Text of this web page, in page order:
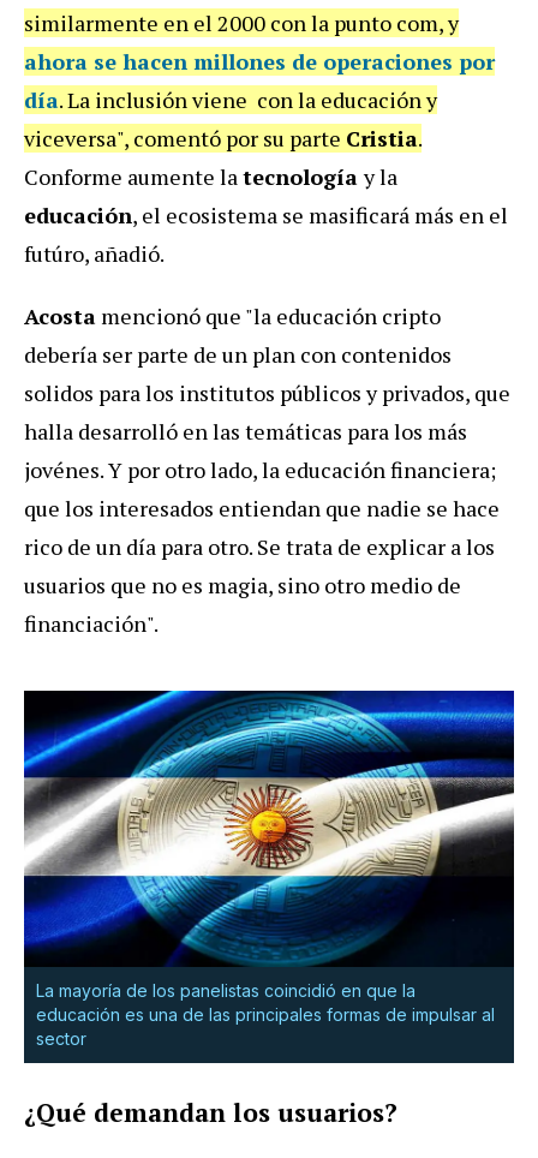
similarmente en el 2000 con la punto com, y
ahora se hacen millones de operaciones por
día. La inclusión viene con la educación y
viceversa", comentó por su parte Cristia.
Conforme aumente latecnologíay la
educación, el ecosistema se masificará más en el
futúro, añadió.
Acosta mencionó que "la educación cripto
debería ser parte de un plan con contenidos
solidos para los institutos públicos y privados, que
halla desarrolló en las temáticas para los más
jovénes. Y por otro lado, la educación financiera;
que los interesados entiendan que nadie se hace
rico de un día para otro. Se trata de explicar a los
usuarios que no es magia, sino otro medio de
financiación".
La mayoría de los panelistas coincidió en que la
educación es una de las principales formas de impulsar al
sector
¿Qué demandan los usuarios?